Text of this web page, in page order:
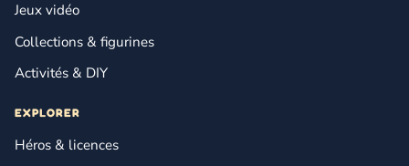
Jeux vidéo
Collections & figurines
Activités & DIY
EXPLORER
Héros & licences